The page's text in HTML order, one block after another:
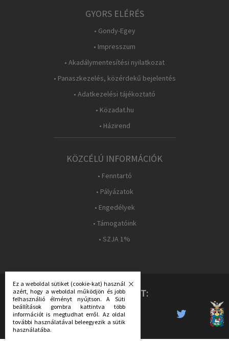
GYORS ELÉRÉS
• Gondy-Egey
• Impresszum
• Akadálymentesítési nyilatkozat
• Panaszkezelés, közérdekű bejelentés
• Adatkezelési tájékoztató
• Közadat.hu
• Házirend
KÖZCÉLÚ INFORMÁCIÓK
• Fenntartó
• Pályázatok
• Engedélyek
• Támogatóink
• SZJA 1%
KÖVESS MINKET:
Ez a weboldal sütiket (cookie-kat) használ
azért, hogy a weboldal működjön és jobb
felhasználió élményt nyújtson. A Süti
beállítások gombra kattintva több
információt is megtudhat erről. Az oldal
további használatával beleegyezik a sütik
használatába.